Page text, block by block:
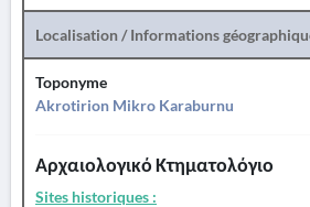
Localisation / Informations
Toponyme
Akrotirion Mikro Karaburnu
Αρχαιολογικό Κτηματολόγιο
Sites historiques :